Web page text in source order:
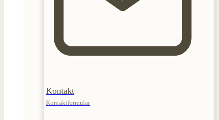
Kontakt
Kontaktformular